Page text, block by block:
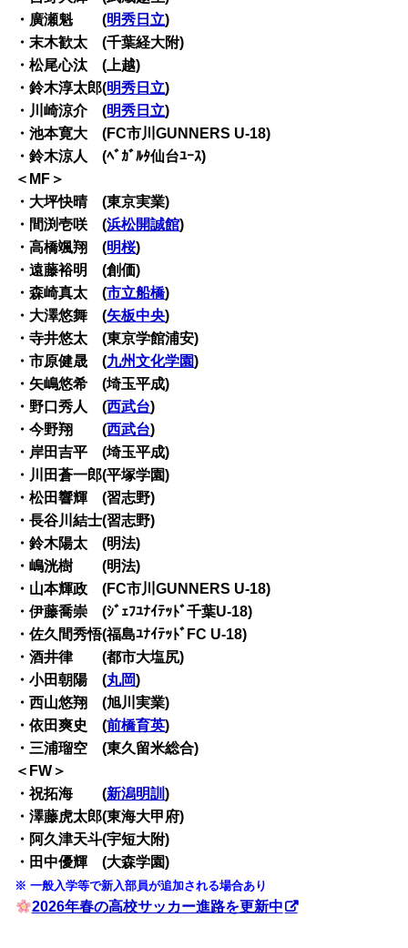
・廣瀬魁 (明秀日立)
・末木歓太 (千葉経大附)
・松尾心汰 (上越)
・鈴木淳太郎(明秀日立)
・川崎涼介 (明秀日立)
・池本寛大 (FC市川GUNNERS U-18)
・鈴木涼人 (ﾍﾞｶﾞﾙﾀ仙台ﾕｰｽ)
＜MF＞
・大坪快晴 (東京実業)
・間渕壱咲 (浜松開誠館)
・高橋颯翔 (明桜)
・遠藤裕明 (創価)
・森崎真太 (市立船橋)
・大澤悠舞 (矢板中央)
・寺井悠太 (東京学館浦安)
・市原健晟 (九州文化学園)
・矢嶋悠希 (埼玉平成)
・野口秀人 (西武台)
・今野翔 (西武台)
・岸田吉平 (埼玉平成)
・川田蒼一郎(平塚学園)
・松田響輝 (習志野)
・長谷川結士(習志野)
・鈴木陽太 (明法)
・嶋洸樹 (明法)
・山本輝政 (FC市川GUNNERS U-18)
・伊藤喬崇 (ｼﾞｪﾌﾕﾅｲﾃｯﾄﾞ千葉U-18)
・佐久間秀悟(福島ﾕﾅｲﾃｯﾄﾞFC U-18)
・酒井律 (都市大塩尻)
・小田朝陽 (丸岡)
・西山悠翔 (旭川実業)
・依田爽史 (前橋育英)
・三浦瑠空 (東久留米総合)
＜FW＞
・祝拓海 (新潟明訓)
・澤藤虎太郎(東海大甲府)
・阿久津天斗(宇短大附)
・田中優輝 (大森学園)
※ 一般入学等で新入部員が追加される場合あり
2026年春の高校サッカー進路を更新中